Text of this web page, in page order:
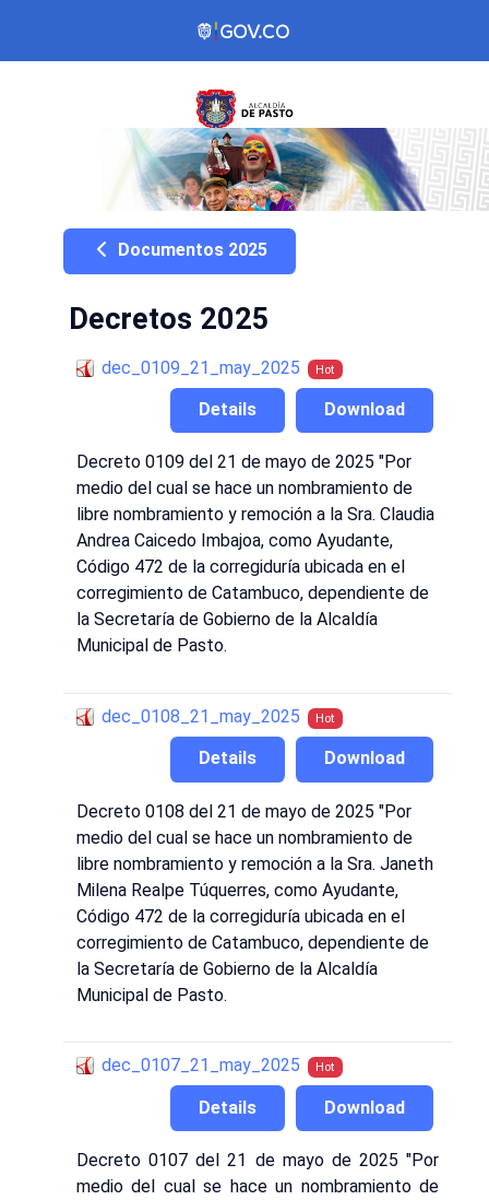
Documentos 2025
Decretos 2025
dec_0109_21_may_2025 Hot
Download
Details
Decreto 0109 del 21 de mayo de 2025 "Por
medio del cual se hace un nombramiento de
libre nombramiento y remoción a la Sra. Claudia
Andrea Caicedo Imbajoa, como Ayudante,
Código 472 de la corregiduría ubicada en el
corregimiento de Catambuco, dependiente de
la Secretaría de Gobierno de la Alcaldía
Municipal de Pasto.
dec_0108_21_may_2025 Hot
Download
Details
Decreto 0108 del 21 de mayo de 2025 "Por
medio del cual se hace un nombramiento de
libre nombramiento y remoción a la Sra. Janeth
Milena Realpe Túquerres, como Ayudante,
Código 472 de la corregiduría ubicada en el
corregimiento de Catambuco, dependiente de
la Secretaría de Gobierno de la Alcaldía
Municipal de Pasto.
dec_0107_21_may_2025 Hot
Download
Details
Decreto 0107 del 21 de mayo de 2025 "Por
medio del cual se hace un nombramiento de